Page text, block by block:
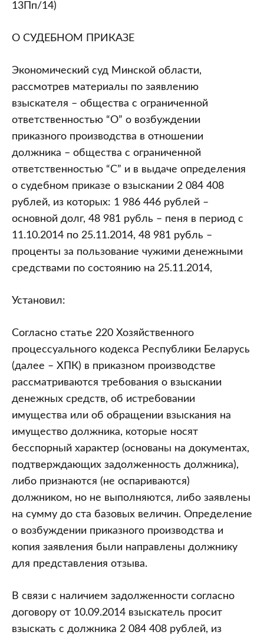
13Пп/14)
О СУДЕБНОМ ПРИКАЗЕ
Экономический суд Минской области,
рассмотрев материалы по заявлению
взыскателя – общества с ограниченной
ответственностью “О” о возбуждении
приказного производства в отношении
должника – общества с ограниченной
ответственностью “С” и в выдаче определения
о судебном приказе о взыскании 2 084 408
рублей, из которых: 1 986 446 рублей –
основной долг, 48 981 рубль – пеня в период с
11.10.2014 по 25.11.2014, 48 981 рубль –
проценты за пользование чужими денежными
средствами по состоянию на 25.11.2014,
Установил:
Согласно статье 220 Хозяйственного
процессуального кодекса Республики Беларусь
(далее – ХПК) в приказном производстве
рассматриваются требования о взыскании
денежных средств, об истребовании
имущества или об обращении взыскания на
имущество должника, которые носят
бесспорный характер (основаны на документах,
подтверждающих задолженность должника),
либо признаются (не оспариваются)
должником, но не выполняются, либо заявлены
на сумму до ста базовых величин. Определение
о возбуждении приказного производства и
копия заявления были направлены должнику
для представления отзыва.
В связи с наличием задолженности согласно
договору от 10.09.2014 взыскатель просит
взыскать с должника 2 084 408 рублей, из